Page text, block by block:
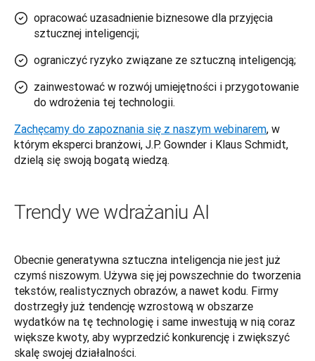
opracować uzasadnienie biznesowe dla przyjęcia
sztucznej inteligencji;
ograniczyć ryzyko związane ze sztuczną inteligencją;
zainwestować w rozwój umiejętności i przygotowanie
do wdrożenia tej technologii.
Zachęcamy do zapoznania się z naszym webinarem, w
którym eksperci branżowi, J.P. Gownder i Klaus Schmidt,
dzielą się swoją bogatą wiedzą.
Trendy we wdrażaniu AI
Obecnie generatywna sztuczna inteligencja nie jest już
czymś niszowym. Używa się jej powszechnie do tworzenia
tekstów, realistycznych obrazów, a nawet kodu. Firmy
dostrzegły już tendencję wzrostową w obszarze
wydatków na tę technologię i same inwestują w nią coraz
większe kwoty, aby wyprzedzić konkurencję i zwiększyć
skalę swojej działalności.